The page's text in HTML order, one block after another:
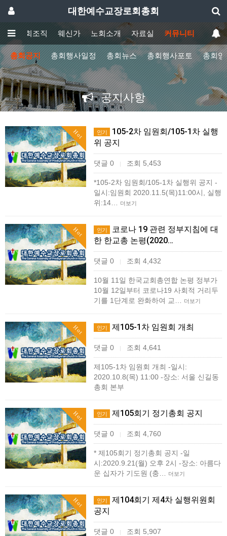
대한예수교장로회총회
총회조직 웨신가 노회소개 자료실 커뮤니티
총회공지 총회행사일정 총회뉴스 총회행사포토 총회영
공지사항
Hot 인기
105-2차 임원회/105-1차 실행
위 공지
댓글 0 | 조회 5,453
*105-2차 임원회/105-1차 실행위 공지 -
일시:임원회 2020.11.5(목)11:00시, 실행
위:14…
더보기
Hot 인기
코로나 19 관련 정부지침에 대
한 한교총 논평(2020…
댓글 0 | 조회 4,432
10월 11일 한국교회총연합 논평 정부가
10월 12일부터 코로나19 사회적 거리두
기를 1단계로 완화하여 교…
더보기
Hot 인기 제105-1차 임원회 개최
댓글 0 | 조회 4,641
제105-1차 임원회 개최 -일시:
2020.10.8(목) 11:00 -장소: 서울 신길동
총회 본부
Hot 인기 제105회기 정기총회 공지
댓글 0 | 조회 4,760
* 제105회기 정기총회 공지 -일
시:2020.9.21(월) 오후 2시 -장소: 아름다
운 십자가 기도원 (충…
더보기
Hot 인기
제104회기 제4차 실행위원회
공지
댓글 0 | 조회 5,907